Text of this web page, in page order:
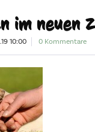
im neuen
10:00 0 Kommentare